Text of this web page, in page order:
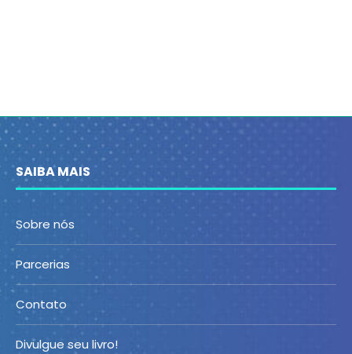
SAIBA MAIS
Sobre nós
Parcerias
Contato
Divulgue seu livro!